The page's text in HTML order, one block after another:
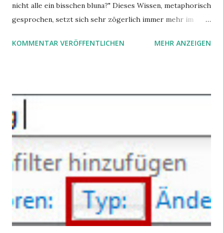
nicht alle ein bisschen bluna?" Dieses Wissen, metaphorisch
gesprochen, setzt sich sehr zögerlich immer mehr im
gleich. Im Arbeitskontext kann es zu nicht verstandenen
Angstzuständen ihrer Mitglieder. Dafür könnte es Gründe
geben, die weitgehend noch im Dunkeln zu liegen scheinen.
KOMMENTAR VERÖFFENTLICHEN MEHR ANZEIGEN